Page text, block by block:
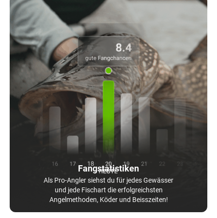
Fangstatistiken
Als Pro-Angler siehst du für jedes Gewässer
und jede Fischart die erfolgreichsten
Angelmethoden, Köder und Beisszeiten!